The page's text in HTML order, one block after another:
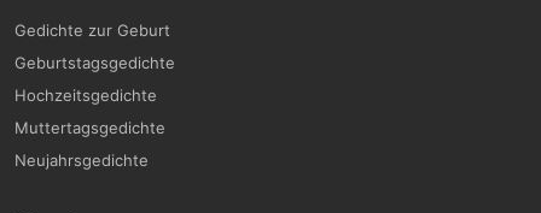
Gedichte zur Geburt
Geburtstagsgedichte
Hochzeitsgedichte
Muttertagsgedichte
Neujahrsgedichte